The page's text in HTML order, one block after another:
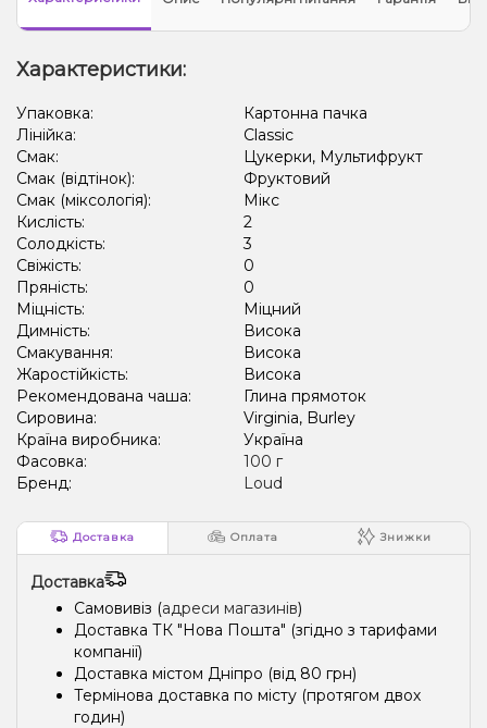
Характеристики:
Упаковка:
Картонна пачка
Лінійка:
Classic
Смак:
Цукерки, Мультифрукт
Смак (відтінок):
Фруктовий
Смак (міксологія):
Мікс
Кислість:
2
Солодкість:
3
Свіжість:
0
Пряність:
0
Міцність:
Міцний
Димність:
Висока
Смакування:
Висока
Жаростійкість:
Висока
Рекомендована чаша:
Глина прямоток
Сировина:
Virginia, Burley
Країна виробника:
Україна
Фасовка:
100 г
Бренд:
Loud
Доставка Оплата Знижки
Доставка
Самовивіз (адреси магазинів)
Доставка ТК "Нова Пошта" (згідно з тарифами
компанії)
Доставка містом Дніпро (від 80 грн)
Термінова доставка по місту (протягом двох
годин)